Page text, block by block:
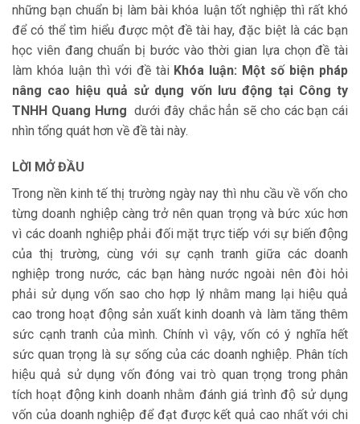
những bạn chuẩn bị làm bài khóa luận tốt nghiệp thì rất khó
để có thể tìm hiểu được một đề tài hay, đặc biệt là các bạn
học viên đang chuẩn bị bước vào thời gian lựa chọn đề tài
làm khóa luận thì với đề tài Khóa luận: Một số biện pháp
nâng cao hiệu quả sử dụng vốn lưu động tại Công ty
TNHH Quang Hưng dưới đây chắc hẳn sẽ cho các bạn cái
nhìn tổng quát hơn về đề tài này.
LỜI MỞ ĐẦU
Trong nền kinh tế thị trường ngày nay thì nhu cầu về vốn cho
từng doanh nghiệp càng trở nên quan trọng và bức xúc hơn
vì các doanh nghiệp phải đối mặt trực tiếp với sự biến động
của thị trường, cùng với sự cạnh tranh giữa các doanh
nghiệp trong nước, các bạn hàng nước ngoài nên đòi hỏi
phải sử dụng vốn sao cho hợp lý nhằm mang lại hiệu quả
cao trong hoạt động sản xuất kinh doanh và làm tăng thêm
sức cạnh tranh của mình. Chính vì vậy, vốn có ý nghĩa hết
sức quan trọng là sự sống của các doanh nghiệp. Phân tích
hiệu quả sử dụng vốn đóng vai trò quan trọng trong phân
tích hoạt động kinh doanh nhằm đánh giá trình độ sử dụng
vốn của doanh nghiệp để đạt được kết quả cao nhất với chi